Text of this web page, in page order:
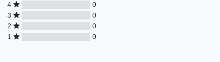
4
0
3
0
2
0
1
0